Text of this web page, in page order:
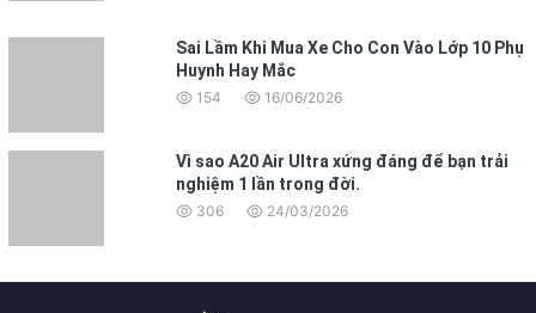
Sai Lầm Khi Mua Xe Cho Con Vào Lớp 10 Phụ
Huynh Hay Mắc
154 16/06/2026
Vì sao A20 Air Ultra xứng đáng để bạn trải
nghiệm 1 lần trong đời.
306 24/03/2026